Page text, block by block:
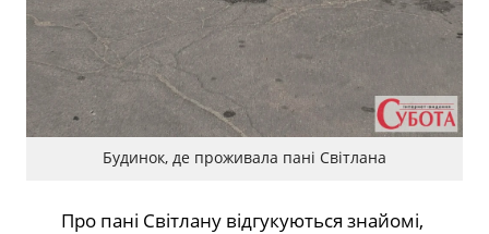
Будинок, де проживала пані Світлана
Про пані Світлану відгукуються знайомі,